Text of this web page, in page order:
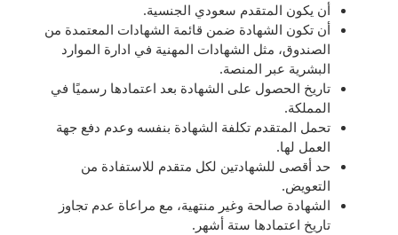
أن يكون المتقدم سعودي الجنسية.
أن تكون الشهادة ضمن قائمة الشهادات المعتمدة من
الصندوق، مثل الشهادات المهنية في ادارة الموارد
البشرية عبر المنصة.
تاريخ الحصول على الشهادة بعد اعتمادها رسميًا في
المملكة.
تحمل المتقدم تكلفة الشهادة بنفسه وعدم دفع جهة
العمل لها.
حد أقصى للشهادتين لكل متقدم للاستفادة من
التعويض.
الشهادة صالحة وغير منتهية، مع مراعاة عدم تجاوز
تاريخ اعتمادها ستة أشهر.